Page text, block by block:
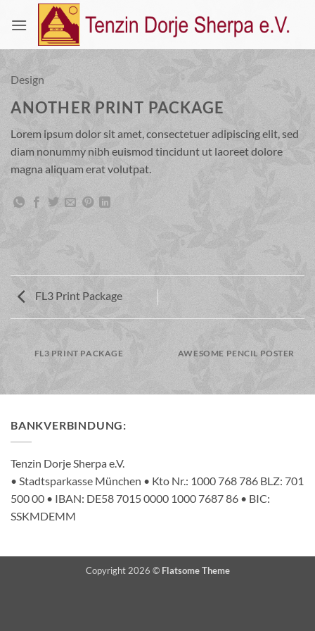
Inhalt
springen
Design
ANOTHER PRINT PACKAGE
Lorem ipsum dolor sit amet, consectetuer adipiscing elit, sed
diam nonummy nibh euismod tincidunt ut laoreet dolore
magna aliquam erat volutpat.
FL3 Print Package
FL3 PRINT PACKAGE AWESOME PENCIL POSTER
BANKVERBINDUNG:
Tenzin Dorje Sherpa e.V.
• Stadtsparkasse München • Kto Nr.: 1000 768 786 BLZ: 701
500 00 • IBAN: DE58 7015 0000 1000 7687 86 • BIC:
SSKMDEMM
Copyright 2026 © Flatsome Theme